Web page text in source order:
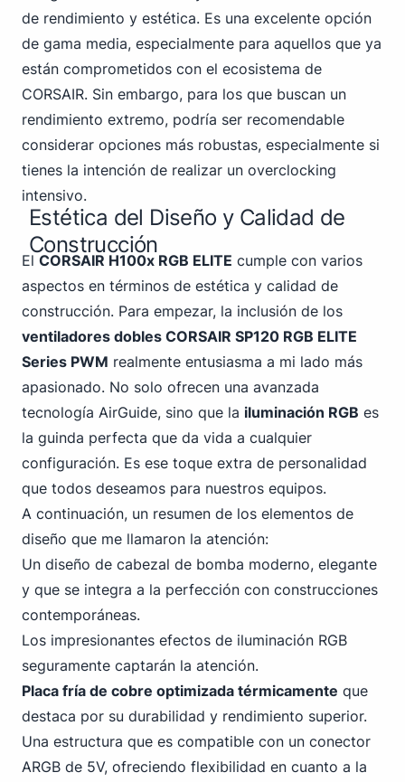
de rendimiento y estética. Es una excelente opción
de gama media, especialmente para aquellos que ya
están comprometidos con el ecosistema de
CORSAIR. Sin embargo, para los que buscan un
rendimiento extremo, podría ser recomendable
considerar opciones más robustas, especialmente si
tienes la intención de realizar un overclocking
intensivo.
Estética del Diseño y Calidad de
Construcción
El CORSAIR H100x RGB ELITE cumple con varios
aspectos en términos de estética y calidad de
construcción. Para empezar, la inclusión de los
ventiladores dobles CORSAIR SP120 RGB ELITE
Series PWM realmente entusiasma a mi lado más
apasionado. No solo ofrecen una avanzada
tecnología AirGuide, sino que la iluminación RGB es
la guinda perfecta que da vida a cualquier
configuración. Es ese toque extra de personalidad
que todos deseamos para nuestros equipos.
A continuación, un resumen de los elementos de
diseño que me llamaron la atención:
Un diseño de cabezal de bomba moderno, elegante
y que se integra a la perfección con construcciones
contemporáneas.
Los impresionantes efectos de iluminación RGB
seguramente captarán la atención.
Placa fría de cobre optimizada térmicamente que
destaca por su durabilidad y rendimiento superior.
Una estructura que es compatible con un conector
ARGB de 5V, ofreciendo flexibilidad en cuanto a la